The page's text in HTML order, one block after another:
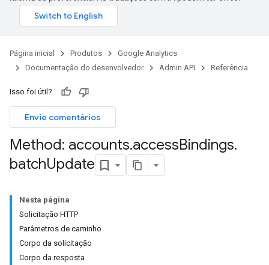
Página inicial Produtos
Google Analytics
Documentação do desenvolvedor
Admin API Referência
Isso foi útil?
Envie comentários
Method: accounts.accessBindings.
batchUpdate
Nesta página
Solicitação HTTP
Parâmetros de caminho
Corpo da solicitação
Corpo da resposta